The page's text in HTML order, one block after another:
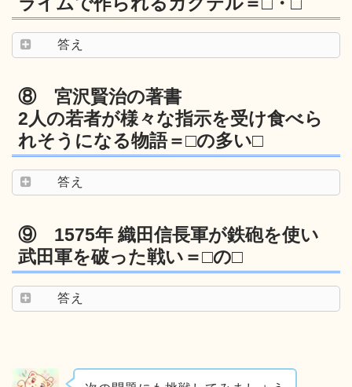
答え
⑧ 宮沢賢治の著書
2人の若者が様々な指示を受け食べら
れそうになる物語＝□の多い□
答え
⑨ 1575年 織田信長軍が鉄砲を使い
武田軍を破った戦い＝□の□
答え